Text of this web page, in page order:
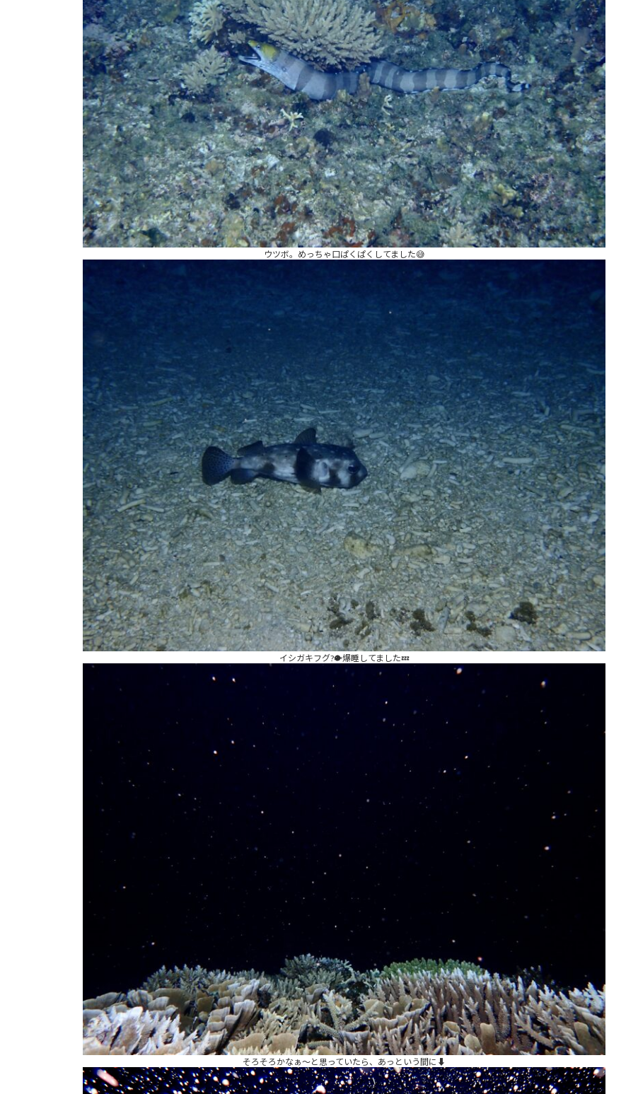
ウツボ。めっちゃ口ぱくぱくしてました😅
イシガキフグ?🐡爆睡してました💤
そろそろかなぁ〜と思っていたら、あっという間に⬇︎